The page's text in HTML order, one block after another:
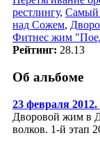
рестлингу, Самый
над Сожем,
Фитнес жим
Рейтинг: 28.13
Об альбоме
23 февраля
Дворовой жим в
волков. 1-й этап